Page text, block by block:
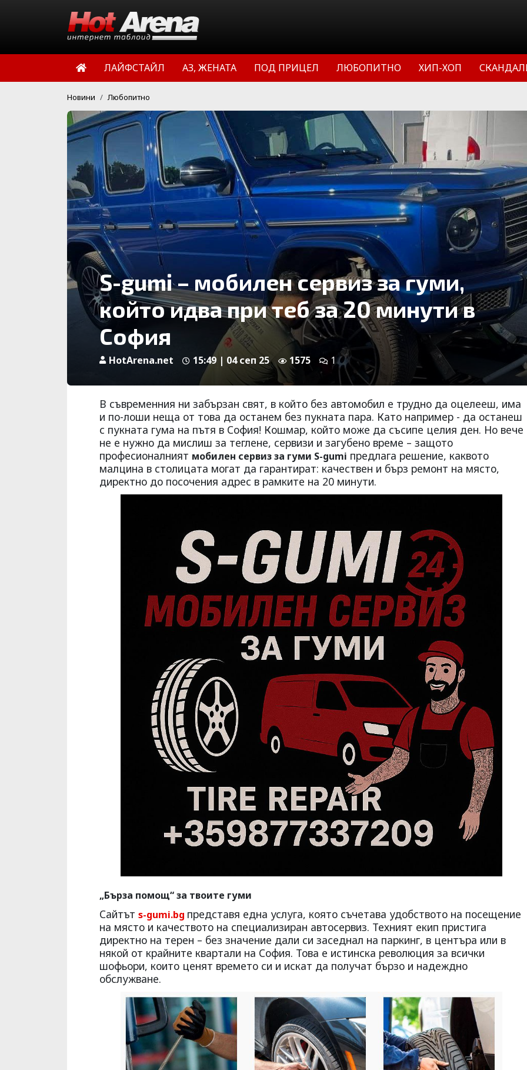
ЛАЙФСТАЙЛ АЗ, ЖЕНАТА ПОД ПРИЦЕЛ ЛЮБОПИТНО ХИП-ХОП
Новини Любопитно
S-gumi – мобилен сервиз за гуми,
който идва при теб за 20 минути в
София
HotArena.net 15:49 | 04 сеп 25 1575 1
В съвременния ни забързан свят, в който без автомобил е трудно да оцелееш, има
и по-лоши неща от това да останем без пукната пара. Като например - да останеш
с пукната гума на пътя в София! Кошмар, който може да съсипе целия ден. Но вече
не е нужно да мислиш за теглене, сервизи и загубено време – защото
професионалният мобилен сервиз за гуми S-gumi предлага решение, каквото
малцина в столицата могат да гарантират: качествен и бърз ремонт на място,
директно до посочения адрес в рамките на 20 минути.
„Бърза помощ“ за твоите гуми
Сайтът s-gumi.bg представя една услуга, която съчетава удобството на посещение
на място и качеството на специализиран автосервиз. Техният екип пристига
директно на терен – без значение дали си заседнал на паркинг, в центъра или в
някой от крайните квартали на София. Това е истинска революция за всички
шофьори, които ценят времето си и искат да получат бързо и надеждно
обслужване.